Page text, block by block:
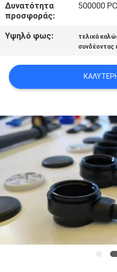
ΠΟΛΙΤΙΚΉ
ΑΠΟΡΡΉΤΟΥ
Δυνατότητα
προσφοράς:
500000
Υψηλό φως: τελικά
συνδέοντας